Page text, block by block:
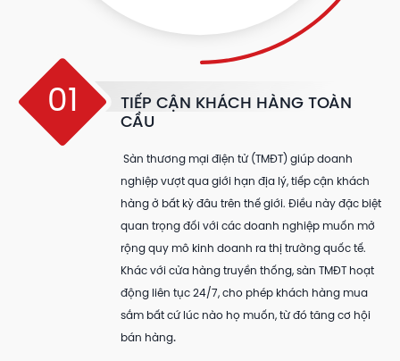
01
TIẾP CẬN KHÁCH HÀNG TOÀN
CẦU
Sàn thương mại điện tử (TMĐT) giúp doanh
nghiệp vượt qua giới hạn địa lý, tiếp cận khách
hàng ở bất kỳ đâu trên thế giới. Điều này đặc biệt
quan trọng đối với các doanh nghiệp muốn mở
rộng quy mô kinh doanh ra thị trường quốc tế.
Khác với cửa hàng truyền thống, sàn TMĐT hoạt
động liên tục 24/7, cho phép khách hàng mua
sắm bất cứ lúc nào họ muốn, từ đó tăng cơ hội
bán hàng.